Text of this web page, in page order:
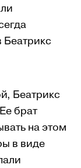
Беатрикс
Беатрикс
брат
на этом
в виде